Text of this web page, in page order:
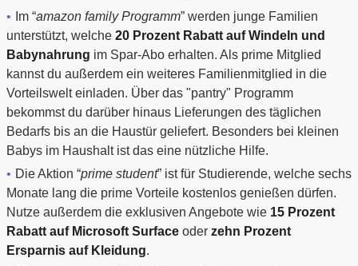
Im “amazon family Programm” werden junge Familien
unterstützt, welche 20 Prozent Rabatt auf Windeln und
Babynahrung im Spar-Abo erhalten. Als prime Mitglied
kannst du außerdem ein weiteres Familienmitglied in die
Vorteilswelt einladen. Über das "pantry" Programm
bekommst du darüber hinaus Lieferungen des täglichen
Bedarfs bis an die Haustür geliefert. Besonders bei kleinen
Babys im Haushalt ist das eine nützliche Hilfe.
Die Aktion “prime student” ist für Studierende, welche sechs
Monate lang die prime Vorteile kostenlos genießen dürfen.
Nutze außerdem die exklusiven Angebote wie 15 Prozent
Rabatt auf Microsoft Surfaceoder zehn Prozent
Ersparnis auf Kleidung.